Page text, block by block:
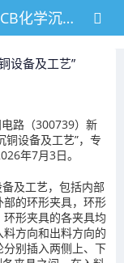
明阳电路获得发明专利授权：“PCB化学沉铜设备及工艺”
设备及工艺”
路（300739）新
铜设备及工艺”，专
年7月3日。
及工艺，包括内部
的环形夹具，环形
形夹具的各夹具均
方向和出料方向的
分别插入两侧上、下